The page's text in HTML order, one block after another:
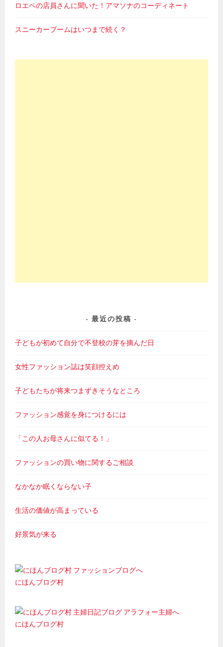
ロエベの店員さんに聞いた！アマソナのコーディネート
スニーカーブームはいつまで続く？
最近の投稿
子どもが初めて自分で不登校の芽を摘んだ日
女性ファッション誌は笑顔控えめ
子どもたちが将来つまずきそうなところ
ファッション感覚を身につけるには
「この人お母さんに似てる！」
ファッションの買い物に関するご相談
なかなか眠くならない子
生活の価値が高まっている
好景気が来る
にほんブログ村
にほんブログ村